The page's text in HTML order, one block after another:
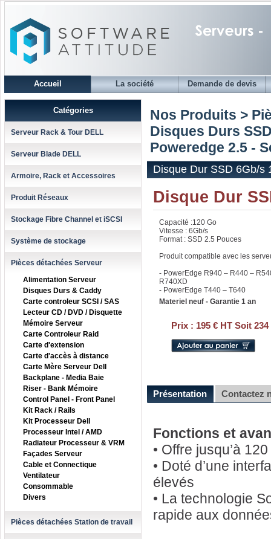
Accueil La société Demande de devis
Catégories
Serveur Rack & Tour DELL
Serveur Blade DELL
Armoire, Rack et Accessoires
Produit Réseaux
Stockage Fibre Channel et iSCSI
Système de stockage
Pièces détachées Serveur
Alimentation Serveur
Disques Durs & Caddy
Carte controleur SCSI / SAS
Lecteur CD / DVD / Disquette
Mémoire Serveur
Carte Controleur Raid
Carte d'extension
Carte d'accès à distance
Carte Mère Serveur Dell
Backplane - Media Baie
Riser - Bank Mémoire
Control Panel - Front Panel
Kit Rack / Rails
Kit Processeur Dell
Processeur Intel / AMD
Radiateur Processeur & VRM
Façades Serveur
Cable et Connectique
Ventilateur
Consommable
Divers
Pièces détachées Station de travail
Nos Produits >
Disques Durs
Poweredge 2.5 -
Disque Dur SSD 6Gb/s
Disque Dur
Capacité :120 Go
Vitesse : 6Gb/s
Format : SSD 2.5 Pouces
Produit compatible avec les
- PowerEdge R940 – R440 –
R740XD
- PowerEdge T440 – T640
Materiel neuf - Garantie 1 an
Prix : 195 € HT Soit 234
Présentation Contactez
Fonctions et
• Offre jusqu’à
• Doté d’une
élevés
• La technologie
rapide aux